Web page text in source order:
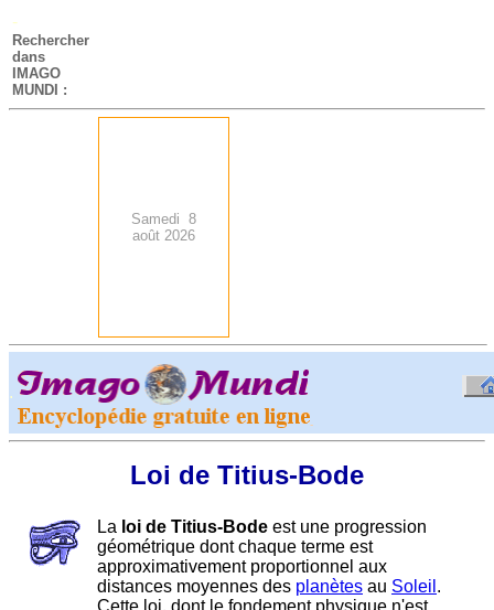
-
Rechercher
dans
IMAGO
MUNDI :
Samedi 8
août 2026
.
-
Loi de Titius-Bode
La loi de Titius-Bode est une progression
géométrique dont chaque terme est
approximativement proportionnel aux
distances moyennes des planètes au Soleil .